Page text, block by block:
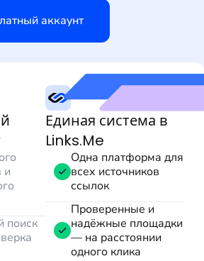
аккаунт
и
поиск
Единая система в
Links.Me
Одна платформа для
всех источников
ссылок
Проверенные и
надёжные площадки
— на расстоянии
одного клика